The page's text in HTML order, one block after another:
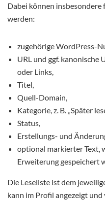
Dabei können
werden:
zugehörige WordPress-
URL und ggf. kanonische
oder Links,
Titel,
Quell-Domain,
Kategorie, z. B. „Später
Status,
Erstellungs- und
optional markierter Text,
Erweiterung gespeichert
Die Leseliste ist dem
kann im Profil angezeigt